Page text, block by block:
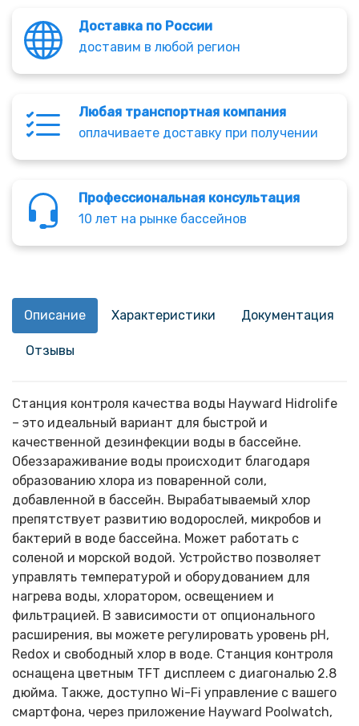
Доставка по России
доставим в любой регион
Любая транспортная компания
оплачиваете доставку при получении
Профессиональная консультация
10 лет на рынке бассейнов
Описание Характеристики Документация
Отзывы
Станция контроля качества воды Hayward Hidrolife
– это идеальный вариант для быстрой и
качественной дезинфекции воды в бассейне.
Обеззараживание воды происходит благодаря
образованию хлора из поваренной соли,
добавленной в бассейн. Вырабатываемый хлор
препятствует развитию водорослей, микробов и
бактерий в воде бассейна. Может работать с
соленой и морской водой. Устройство позволяет
управлять температурой и оборудованием для
нагрева воды, хлоратором, освещением и
фильтрацией. В зависимости от опционального
расширения, вы можете регулировать уровень pH,
Redox и свободный хлор в воде. Станция контроля
оснащена цветным TFT дисплеем с диагональю 2.8
дюйма. Также, доступно Wi-Fi управление с вашего
смартфона, через приложение Hayward Poolwatch,